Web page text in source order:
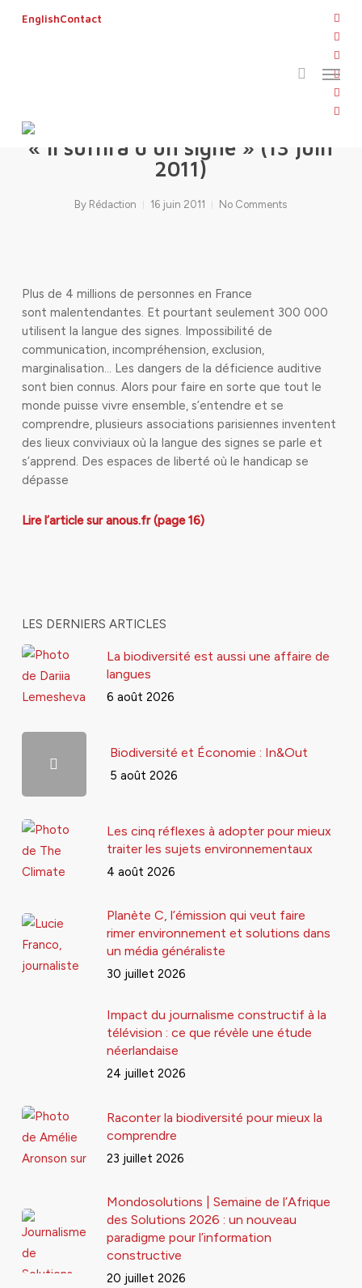
flickr
EnglishContact
search
Menu
« Il suffira d’un signe » (13 juin
2011)
By Rédaction 16 juin 2011 No Comments
Plus de 4 millions de personnes en France
sont malentendantes. Et pourtant seulement 300 000
utilisent la langue des signes. Impossibilité de
communication, incompréhension, exclusion,
marginalisation… Les dangers de la déficience auditive
sont bien connus. Alors pour faire en sorte que tout le
monde puisse vivre ensemble, s’entendre et se
comprendre, plusieurs associations parisiennes inventent
des lieux conviviaux où la langue des signes se parle et
s’apprend. Des espaces de liberté où le handicap se
dépasse
Lire l’article sur anous.fr (page 16)
LES DERNIERS ARTICLES
La biodiversité est aussi une affaire de
langues
6 août 2026
Biodiversité et Économie : In&Out
5 août 2026
Les cinq réflexes à adopter pour mieux
traiter les sujets environnementaux
4 août 2026
Planète C, l’émission qui veut faire
rimer environnement et solutions dans
un média généraliste
30 juillet 2026
Impact du journalisme constructif à la
télévision : ce que révèle une étude
néerlandaise
24 juillet 2026
Raconter la biodiversité pour mieux la
comprendre
23 juillet 2026
Mondosolutions | Semaine de l’Afrique
des Solutions 2026 : un nouveau
paradigme pour l’information
constructive
20 juillet 2026